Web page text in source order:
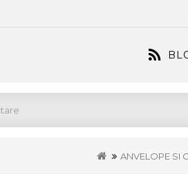
ANVELOPE SI